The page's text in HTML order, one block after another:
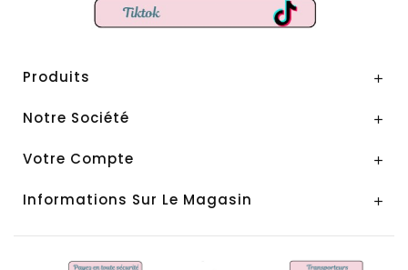
Produits 
Notre Société 
Votre Compte 
Informations Sur Le Magasin 